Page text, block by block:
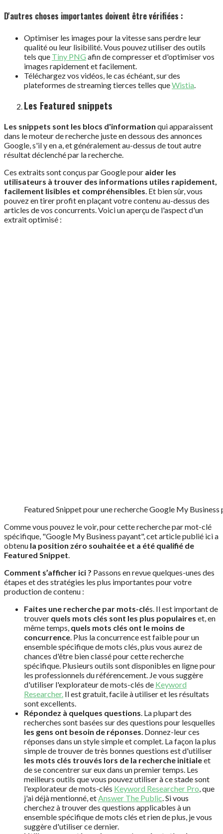
D'autres choses importantes doivent être vérifiées :
Optimiser les images pour la vitesse sans perdre leur
qualité ou leur lisibilité. Vous pouvez utiliser des outils
tels que Tiny PNG afin de compresser et d'optimiser vos
images rapidement et facilement.
Téléchargez vos vidéos, le cas échéant, sur des
plateformes de streaming tierces telles queWistia
Les Featured snippets
Les snippets sont les blocs d'information qui apparaissent
dans le moteur de recherche juste en dessous des annonces
Google, s'il y en a, et généralement au-dessus de tout autre
résultat déclenché par la recherche.
Ces extraits sont conçus par Google pour aider les
utilisateurs à trouver des informations utiles rapidement,
facilement lisibles et compréhensibles. Et bien sûr, vous
pouvez en tirer profit en plaçant votre contenu au-dessus des
articles de vos concurrents. Voici un aperçu de l'aspect d'un
extrait optimisé :
Featured Snippet pour une recherche Google My Business
Comme vous pouvez le voir, pour cette recherche par mot-clé
spécifique, "Google My Business payant", cet article publié ici a
obtenu la position zéro souhaitée et a été qualifié de
Featured Snippet.
Comment s’afficher ici ? Passons en revue quelques-unes des
étapes et des stratégies les plus importantes pour votre
production de contenu :
Faites une recherche par mots-clés. Il est important de
trouver quels mots clés sont les plus populaires et, en
même temps, quels mots clés ont le moins de
concurrence. Plus la concurrence est faible pour un
ensemble spécifique de mots clés, plus vous aurez de
chances d'être bien classé pour cette recherche
spécifique. Plusieurs outils sont disponibles en ligne pour
les professionnels du référencement. Je vous suggère
d'utiliser l'explorateur de mots-clés de Keyword
Researcher. Il est gratuit, facile à utiliser et les résultats
sont excellents.
Répondez à quelques questions. La plupart des
recherches sont basées sur des questions pour lesquelles
les gens ont besoin de réponses. Donnez-leur ces
réponses dans un style simple et complet. La façon la plus
simple de trouver de très bonnes questions est d'utiliser
les mots clés trouvés lors de la recherche initialeet
de se concentrer sur eux dans un premier temps. Les
meilleurs outils que vous pouvez utiliser à ce stade sont
l'explorateur de mots-clés Keyword Researcher Pro, que
j'ai déjà mentionné, etAnswer The Public. Si vous
cherchez à trouver des questions applicables à un
ensemble spécifique de mots clés et rien de plus, je vous
suggère d'utiliser ce dernier.